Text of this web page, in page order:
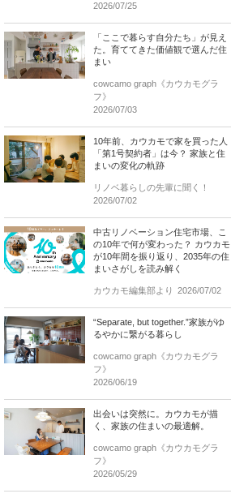
2026/07/25
「ここで暮らす自分たち」が見え
た。育ててきた価値観で選んだ住
まい
cowcamo graph《カウカモグラ
フ》
2026/07/03
10年前、カウカモで家を買った人
「第1号契約者」は今？ 家族と住
まいの変化の軌跡
リノベ暮らしの先輩に聞く！
2026/07/02
中古リノベーション住宅市場、こ
の10年で何が変わった？ カウカモ
が10年間を振り返り、2035年の住
まいさがしを読み解く
カウカモ編集部より 2026/07/02
“Separate, but together.”家族がゆ
るやかに繋がる暮らし
cowcamo graph《カウカモグラ
フ》
2026/06/19
出会いは突然に。カウカモが描
く、家族の住まいの最適解。
cowcamo graph《カウカモグラ
フ》
2026/05/29